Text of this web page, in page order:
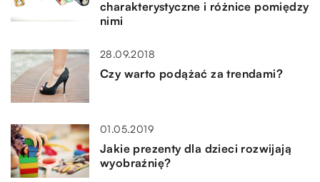
charakterystyczne i różnice pomiędzy
nimi
28.09.2018
Czy warto podążać za trendami?
01.05.2019
Jakie prezenty dla dzieci rozwijają
wyobraźnię?